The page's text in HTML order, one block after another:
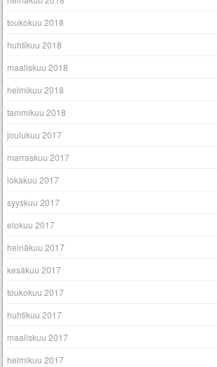
toukokuu 2018
huhtikuu 2018
maaliskuu 2018
helmikuu 2018
tammikuu 2018
joulukuu 2017
marraskuu 2017
lokakuu 2017
syyskuu 2017
elokuu 2017
heinäkuu 2017
kesäkuu 2017
toukokuu 2017
huhtikuu 2017
maaliskuu 2017
helmikuu 2017